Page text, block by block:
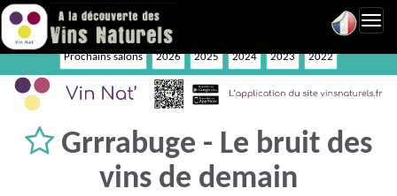
Prochains salons 2026 2025 2024 2023 2022
Grrrabuge - Le bruit des
vins de demain